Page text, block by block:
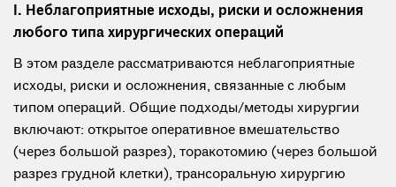
I. Неблагоприятные исходы, риски и осложнения
любого типа хирургических операций
В этом разделе рассматриваются неблагоприятные
исходы, риски и осложнения, связанные с любым
типом операций. Общие подходы/методы хирургии
включают: открытое оперативное вмешательство
(через большой разрез), торакотомию (через большой
разрез грудной клетки), трансоральную хирургию